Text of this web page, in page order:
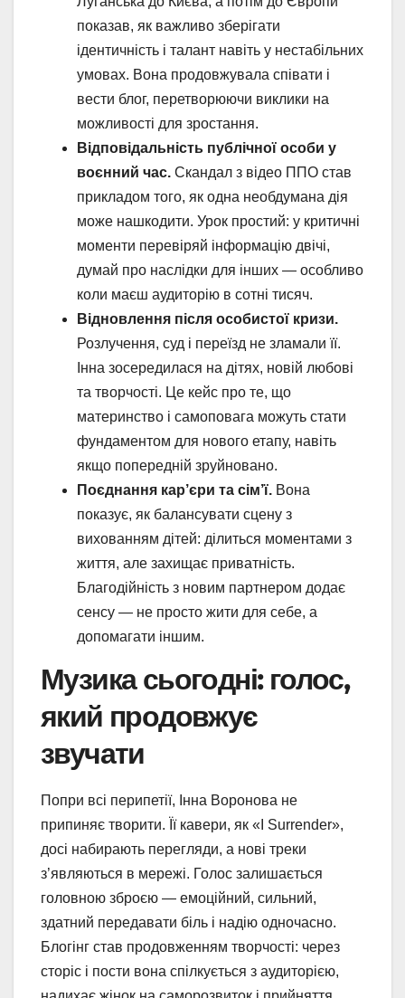
показав, як важливо зберігати
ідентичність і талант навіть у нестабільних
умовах. Вона продовжувала співати і
вести блог, перетворюючи виклики на
можливості для зростання.
Відповідальність публічної особи у
воєнний час. Скандал з відео ППО став
прикладом того, як одна необдумана дія
може нашкодити. Урок простий: у критичні
моменти перевіряй інформацію двічі,
думай про наслідки для інших — особливо
коли маєш аудиторію в сотні тисяч.
Відновлення після особистої кризи.
Розлучення, суд і переїзд не зламали її.
Інна зосередилася на дітях, новій любові
та творчості. Це кейс про те, що
материнство і самоповага можуть стати
фундаментом для нового етапу, навіть
якщо попередній зруйновано.
Поєднання кар’єри та сім’ї. Вона
показує, як балансувати сцену з
вихованням дітей: ділиться моментами з
життя, але захищає приватність.
Благодійність з новим партнером додає
сенсу — не просто жити для себе, а
допомагати іншим.
Музика сьогодні: голос,
який продовжує
звучати
Попри всі перипетії, Інна Воронова не
припиняє творити. Її кавери, як «I Surrender»,
досі набирають перегляди, а нові треки
з’являються в мережі. Голос залишається
головною зброєю — емоційний, сильний,
здатний передавати біль і надію одночасно.
Блогінг став продовженням творчості: через
сторіс і пости вона спілкується з аудиторією,